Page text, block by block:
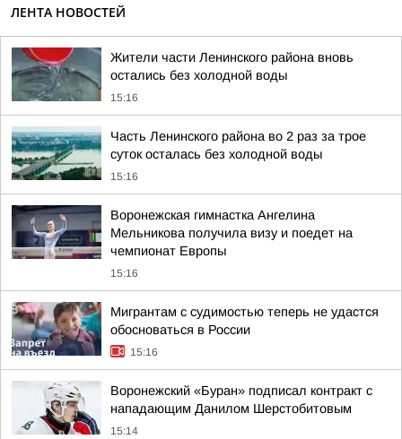
ЛЕНТА НОВОСТЕЙ
Жители части Ленинского района вновь
остались без холодной воды
15:16
Часть Ленинского района во 2 раз за трое
суток осталась без холодной воды
15:16
Воронежская гимнастка Ангелина
Мельникова получила визу и поедет на
чемпионат Европы
15:16
Мигрантам с судимостью теперь не удастся
обосноваться в России
15:16
Воронежский «Буран» подписал контракт с
нападающим Данилом Шерстобитовым
15:14